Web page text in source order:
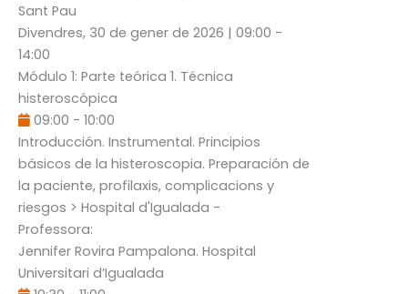
Sant Pau
Divendres, 30 de gener de 2026 | 09:00 -
14:00
Módulo 1: Parte teórica 1. Técnica
histeroscópica
09:00 - 10:00
Introducción. Instrumental. Principios
básicos de la histeroscopia. Preparación de
la paciente, profilaxis, complicacions y
riesgos > Hospital d'Igualada -
Professora:
Jennifer Rovira Pampalona. Hospital
Universitari d’Igualada